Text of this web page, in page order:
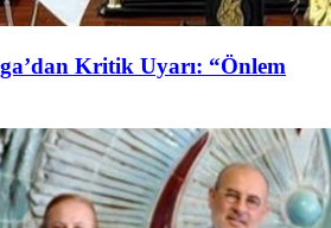
Kritik Uyarı: “Önlem